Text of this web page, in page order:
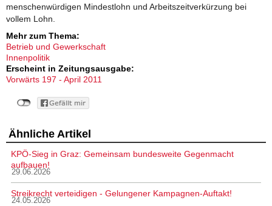
menschenwürdigen Mindestlohn und Arbeitszeitverkürzung bei
vollem Lohn.
Mehr zum Thema:
Betrieb und Gewerkschaft
Innenpolitik
Erscheint in Zeitungsausgabe:
Vorwärts 197 - April 2011
Ähnliche Artikel
KPÖ-Sieg in Graz: Gemeinsam bundesweite Gegenmacht
aufbauen!
29.06.2026
Streikrecht verteidigen - Gelungener Kampagnen-Auftakt!
24.05.2026